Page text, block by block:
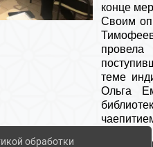
конце
Своим
теме
Ольга
В
обработки